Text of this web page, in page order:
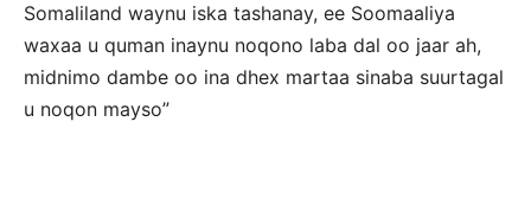
Somaliland waynu iska tashanay, ee Soomaaliya
waxaa u quman inaynu noqono laba dal oo jaar ah,
midnimo dambe oo ina dhex martaa sinaba suurtagal
u noqon mayso”